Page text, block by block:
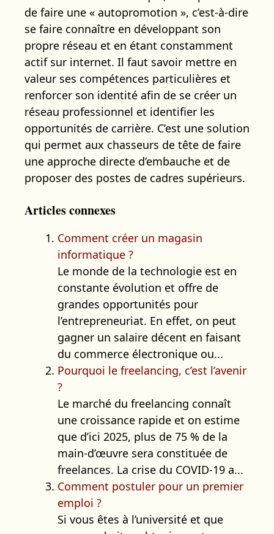
de faire une « autopromotion », c’est-à-dire
se faire connaître en développant son
propre réseau et en étant constamment
actif sur internet. Il faut savoir mettre en
valeur ses compétences particulières et
renforcer son identité afin de se créer un
réseau professionnel et identifier les
opportunités de carrière. C’est une solution
qui permet aux chasseurs de tête de faire
une approche directe d’embauche et de
proposer des postes de cadres supérieurs.
Articles connexes
Comment créer un magasin
informatique ?
Le monde de la technologie est en
constante évolution et offre de
grandes opportunités pour
l’entrepreneuriat. En effet, on peut
gagner un salaire décent en faisant
du commerce électronique ou...
Pourquoi le freelancing, c’est l’avenir
?
Le marché du freelancing connaît
une croissance rapide et on estime
que d’ici 2025, plus de 75 % de la
main-d’œuvre sera constituée de
freelances. La crise du COVID-19 a...
Comment postuler pour un premier
emploi ?
Si vous êtes à l’université et que